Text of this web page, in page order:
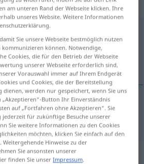
: Partizip Perfekt
anklicken/antippen)
“
: Adjektiv
am unteren Rand der Webseite klicken. Ihre
unseres Website. Weitere Informationen
Sie unsere Webseite bestmöglich nutzen
können. Notwendige,
Cookies, die für den Betrieb der Webseite
unserer Webseite erforderlich sind,
Vorauswahl immer auf Ihrem Endgerät
und Cookies, die der Bereitstellung
dienen, werden nur gespeichert, wenn Sie uns
Button Ihr Einverständnis
auf „Fortfahren ohne Akzeptieren“. Sie
für zukünftige Besuche unserer
Sie weitere Informationen zu den Cookies
möchten, klicken Sie einfach auf den
Hinweise zu der
Sie ansonsten unserer
finden Sie unserImpressum.